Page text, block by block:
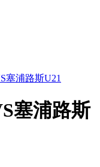
塞浦路斯U21
塞浦路斯